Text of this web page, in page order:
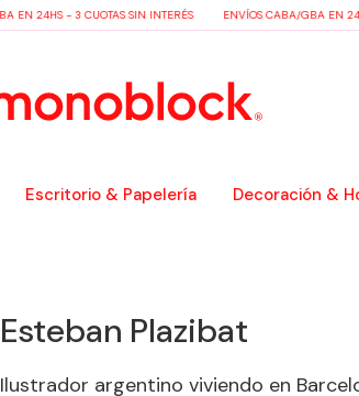
EN 24HS - 3 CUOTAS SIN INTERÉS ENVÍOS CABA/GBA EN
Escritorio & Papelería Decoración &
Esteban Plazibat
Ilustrador argentino viviendo en